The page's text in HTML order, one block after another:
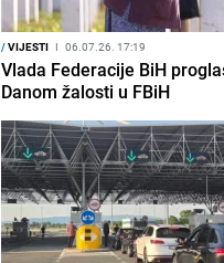
/VIJESTI I 06.07.26. 17:19
Vlada Federacije BiH
Danom žalosti u FBiH